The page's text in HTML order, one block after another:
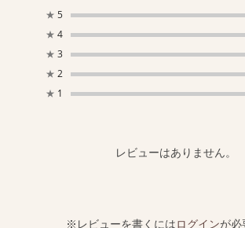
★ 5
★ 4
★ 3
★ 2
★ 1
レビューはありません。
※レビューを書くにはログインが必